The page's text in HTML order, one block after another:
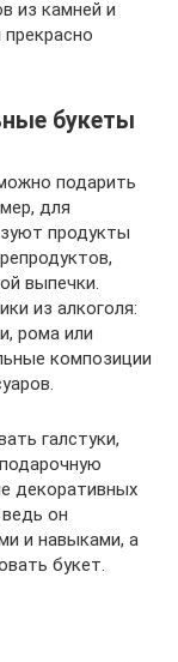
из камней и
букеты
подарить
для
продукты
выпечки.
из алкоголя:
рома или
композиции
галстуки,
декоративных
он
и навыками, а
букет.